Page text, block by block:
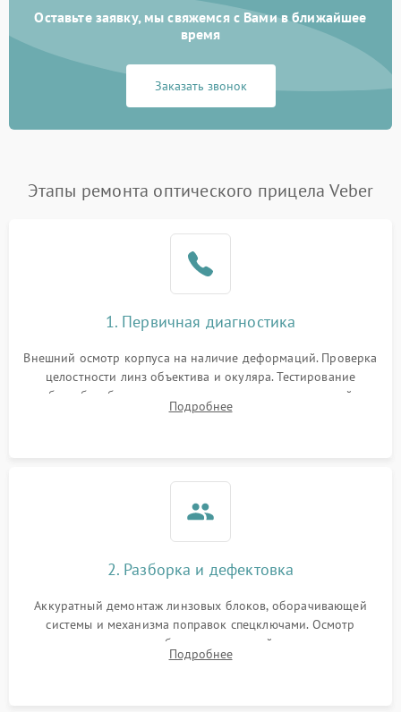
Оставьте заявку, мы свяжемся с Вами в ближайшее
время
Заказать звонок
Этапы ремонта оптического прицела Veber
1. Первичная диагностика
Внешний осмотр корпуса на наличие деформаций. Проверка
целостности линз объектива и окуляра. Тестирование
работы барабанчиков ввода поправок, кольца отстройки
параллакса и зума. Выявление сколов, внутренних
Подробнее
2. Разборка и дефектовка
Аккуратный демонтаж линзовых блоков, оборачивающей
системы и механизма поправок спецключами. Осмотр
внутренних резьбовых соединений, пружин и
уплотнительных колец. Поиск причин люфта, смещения
Подробнее